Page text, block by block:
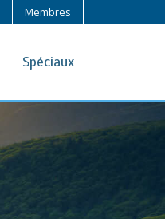
Membres
Spéciaux